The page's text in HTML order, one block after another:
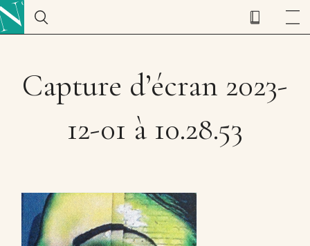
Capture d’écran 2023-
12-01 à 10.28.53